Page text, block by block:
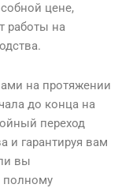
цене,
работы на
на протяжении
до конца на
переход
и гарантируя вам
вы
полному